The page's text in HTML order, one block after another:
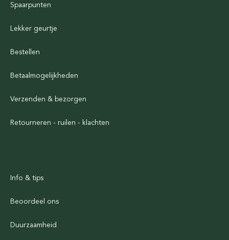
Spaarpunten
Lekker geurtje
Bestellen
Betaalmogelijkheden
Verzenden & bezorgen
Retourneren - ruilen - klachten
Info & tips
Beoordeel ons
Duurzaamheid